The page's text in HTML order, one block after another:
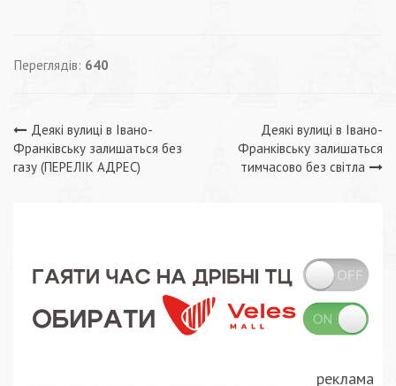
Переглядів: 640
Навігація
записів
Деякі вулиці в Івано-
Франківську залишаться без
газу (ПЕРЕЛІК АДРЕС)
Деякі вулиці в Івано-
Франківську залишаться
тимчасово без світла